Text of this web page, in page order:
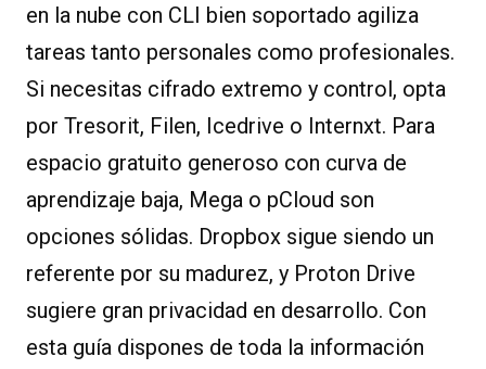
en la nube con CLI bien soportado agiliza
tareas tanto personales como profesionales.
Si necesitas cifrado extremo y control, opta
por Tresorit, Filen, Icedrive o Internxt. Para
espacio gratuito generoso con curva de
aprendizaje baja, Mega o pCloud son
opciones sólidas. Dropbox sigue siendo un
referente por su madurez, y Proton Drive
sugiere gran privacidad en desarrollo. Con
esta guía dispones de toda la información